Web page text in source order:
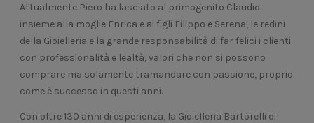
Attualmente Piero ha lasciato al primogenito Claudio
insieme alla moglie Enrica e ai figli Filippo e Serena, le redini
della Gioielleria e la grande responsabilità di far felici i clienti
con professionalità e lealtà, valori che non si possono
comprare ma solamente tramandare con passione, proprio
come è successo in questi anni.
Con oltre 130 anni di esperienza, la Gioielleria Bartorelli di